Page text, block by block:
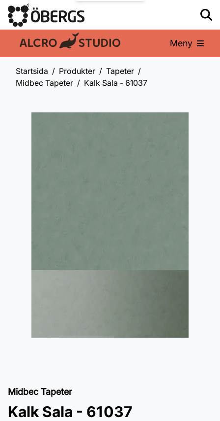
En del av: Meny
Startsida Produkter
Tapeter
Midbec Tapeter
Kalk Sala - 61037
Midbec Tapeter
Kalk Sala - 61037